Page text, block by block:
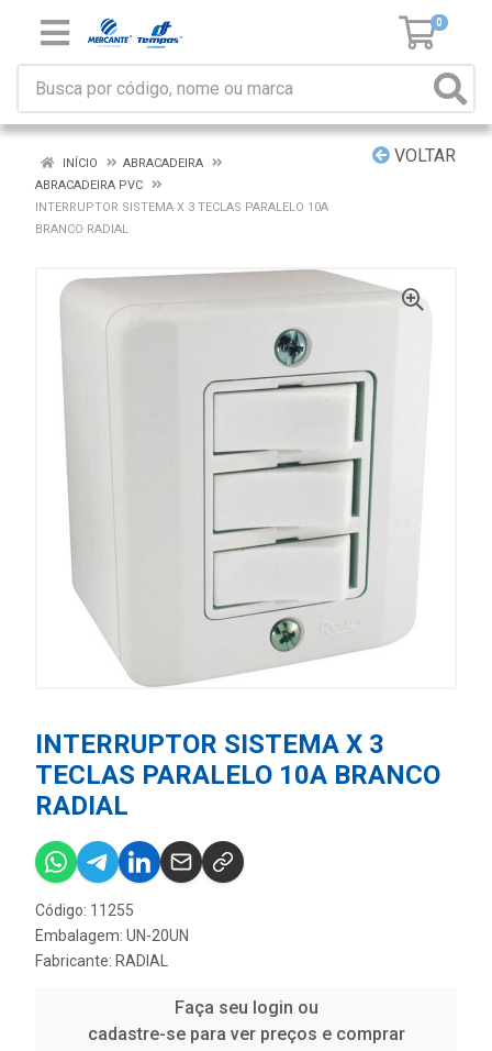
0
VOLTAR
INÍCIO
ABRACADEIRA
ABRACADEIRA PVC
INTERRUPTOR SISTEMA X 3 TECLAS PARALELO 10A
BRANCO RADIAL
INTERRUPTOR SISTEMA X 3
TECLAS PARALELO 10A BRANCO
RADIAL
Código: 11255
Embalagem: UN-20UN
Fabricante: RADIAL
Faça seu login ou
cadastre-se para ver preços e comprar